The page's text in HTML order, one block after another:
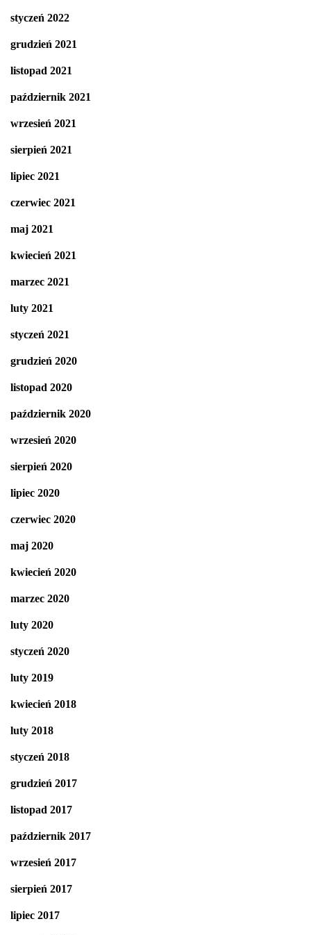
styczeń 2022
grudzień 2021
listopad 2021
październik 2021
wrzesień 2021
sierpień 2021
lipiec 2021
czerwiec 2021
maj 2021
kwiecień 2021
marzec 2021
luty 2021
styczeń 2021
grudzień 2020
listopad 2020
październik 2020
wrzesień 2020
sierpień 2020
lipiec 2020
czerwiec 2020
maj 2020
kwiecień 2020
marzec 2020
luty 2020
styczeń 2020
luty 2019
kwiecień 2018
luty 2018
styczeń 2018
grudzień 2017
listopad 2017
październik 2017
wrzesień 2017
sierpień 2017
lipiec 2017